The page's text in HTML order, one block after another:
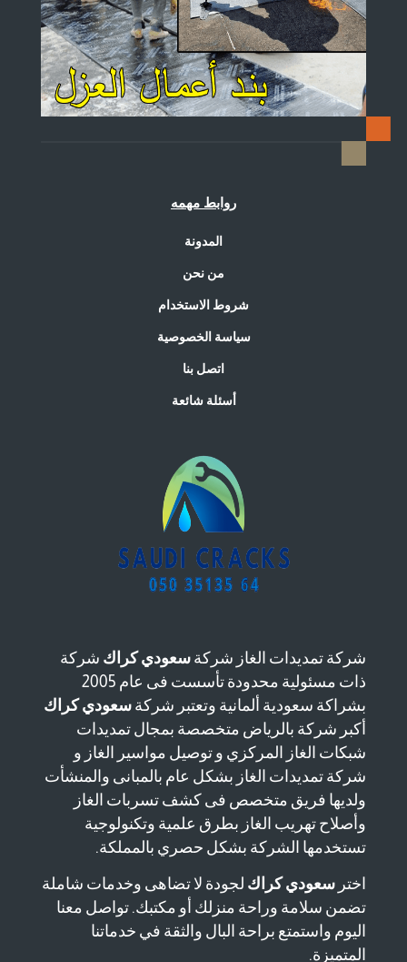
روابط مهمه
المدونة
من نحن
شروط الاستخدام
سياسة الخصوصية
اتصل بنا
أسئلة شائعة
شركة تمديدات الغاز شركة سعودي كراك شركة
ذات مسئولية محدودة تأسست فى عام 2005
بشراكة سعودية ألمانية وتعتبر شركة سعودي كراك
أكبر شركة بالرياض متخصصة بمجال تمديدات
شبكات الغاز المركزي و توصيل مواسير الغاز و
شركة تمديدات الغاز بشكل عام بالمبانى والمنشأت
ولديها فريق متخصص فى كشف تسربات الغاز
وأصلاح تهريب الغاز بطرق علمية وتكنولوجية
تستخدمها الشركة بشكل حصري بالمملكة.
اختر سعودي كراك لجودة لا تضاهى وخدمات شاملة
تضمن سلامة وراحة منزلك أو مكتبك. تواصل معنا
اليوم واستمتع براحة البال والثقة في خدماتنا
المتميزة.